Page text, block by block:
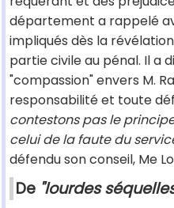
département a rappelé
impliqués dès la
partie civile au pénal. Il a
"compassion" envers M.
responsabilité et toute
contestons pas le
celui de la faute du
défendu son conseil, Me
De "lourdes